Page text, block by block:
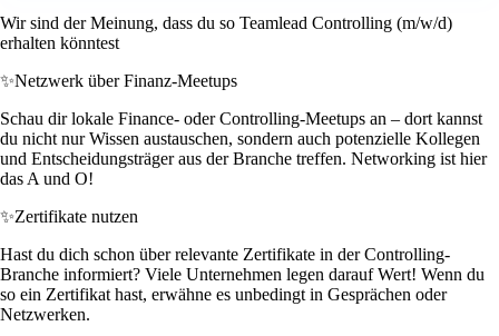
Wir sind der Meinung, dass du so Teamlead Controlling (m/w/d)
erhalten könntest
✨Netzwerk über Finanz-Meetups
Schau dir lokale Finance- oder Controlling-Meetups an – dort kannst
du nicht nur Wissen austauschen, sondern auch potenzielle Kollegen
und Entscheidungsträger aus der Branche treffen. Networking ist hier
das A und O!
✨Zertifikate nutzen
Hast du dich schon über relevante Zertifikate in der Controlling-
Branche informiert? Viele Unternehmen legen darauf Wert! Wenn du
so ein Zertifikat hast, erwähne es unbedingt in Gesprächen oder
Netzwerken.